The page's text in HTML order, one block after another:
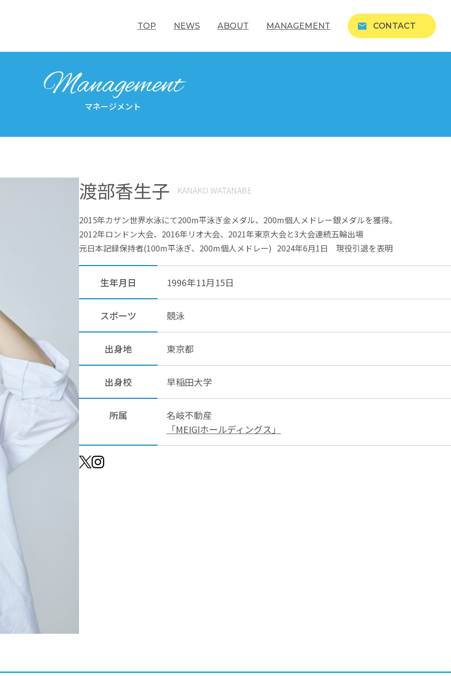
TOP NEWS ABOUT MANAGEMENT CONTACT
Management
マネージメント
渡部香生子 KANAKO WATANABE
2015年カザン世界水泳にて200m平泳ぎ金メダル、200m個人メドレー銀メダルを獲得。
2012年ロンドン大会、2016年リオ大会、2021年東京大会と3大会連続五輪出場
元日本記録保持者(100m平泳ぎ、200m個人メドレー) 2024年6月1日 現役引退を表明
生年月日 1996年11月15日
スポーツ 競泳
出身地 東京都
出身校 早稲田大学
所属
名岐不動産
「MEIGIホールディングス」